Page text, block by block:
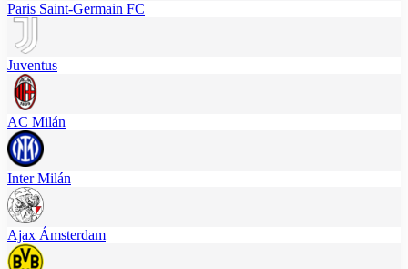
Paris Saint-Germain FC
Juventus
AC Milán
Inter Milán
Ajax Ámsterdam